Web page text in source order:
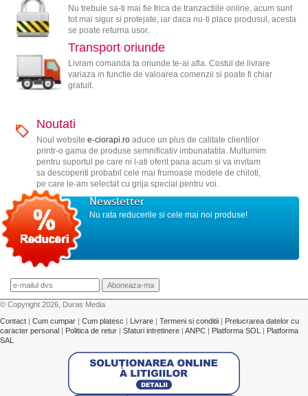
Nu trebuie sa-ti mai fie frica de tranzactiile online, acum sunt
tot mai sigur si protejate, iar daca nu-ti place produsul, acesta
se poate returna usor.
Transport oriunde
Livram comanda ta oriunde te-ai afla. Costul de livrare
variaza in functie de valoarea comenzii si poate fi chiar
gratuit.
Noutati
Noul website e-ciorapi.roaduce un plus de calitate clientilor
printr-o gama de produse semnificativ imbunatatita. Multumim
pentru suportul pe care ni l-ati oferit pana acum si va invitam
sa descoperiti probabil cele mai frumoase modele de chiloti,
pe care le-am selectat cu grija special pentru voi.
Newsletter
Nu rata reducerile si cele mai noi produse!
© Copyright 2026, Duras Media
Contact | Cum cumpar | Cum platesc | Livrare | Termeni si conditii | Prelucrarea datelor cu
caracter personal | Politica de retur | Sfaturi intretinere | ANPC | Platforma SOL | Platforma
SAL